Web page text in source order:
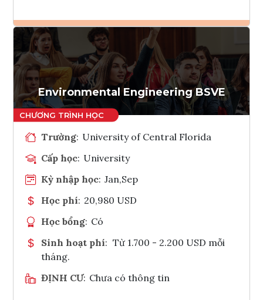
Ghi danh
Tham vấn Interlink
Environmental Engineering BSVE
Trường: University of Central Florida
Cấp học: University
Kỳ nhập học: Jan,Sep
Học phí: 20,980 USD
Học bổng: Có
Sinh hoạt phí: Từ 1.700 - 2.200 USD mỗi
tháng.
ĐỊNH CƯ: Chưa có thông tin